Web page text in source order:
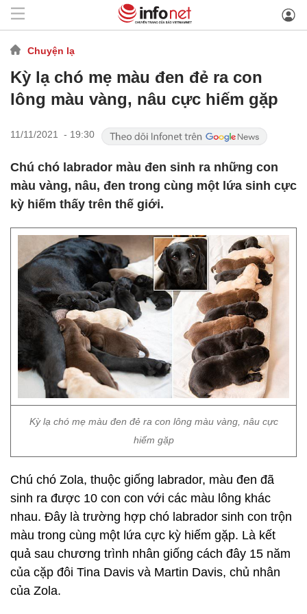
Chuyện lạ
Kỳ lạ chó mẹ màu đen đẻ ra con
lông màu vàng, nâu cực hiếm gặp
11/11/2021 - 19:30
Chú chó labrador màu đen sinh ra những con
màu vàng, nâu, đen trong cùng một lứa sinh cực
kỳ hiếm thấy trên thế giới.
Kỳ lạ chó mẹ màu đen đẻ ra con lông màu vàng, nâu cực
hiếm gặp
Chú chó Zola, thuộc giống labrador, màu đen đã
sinh ra được 10 con con với các màu lông khác
nhau. Đây là trường hợp chó labrador sinh con trộn
màu trong cùng một lứa cực kỳ hiếm gặp. Là kết
quả sau chương trình nhân giống cách đây 15 năm
của cặp đôi Tina Davis và Martin Davis, chủ nhân
của Zola.